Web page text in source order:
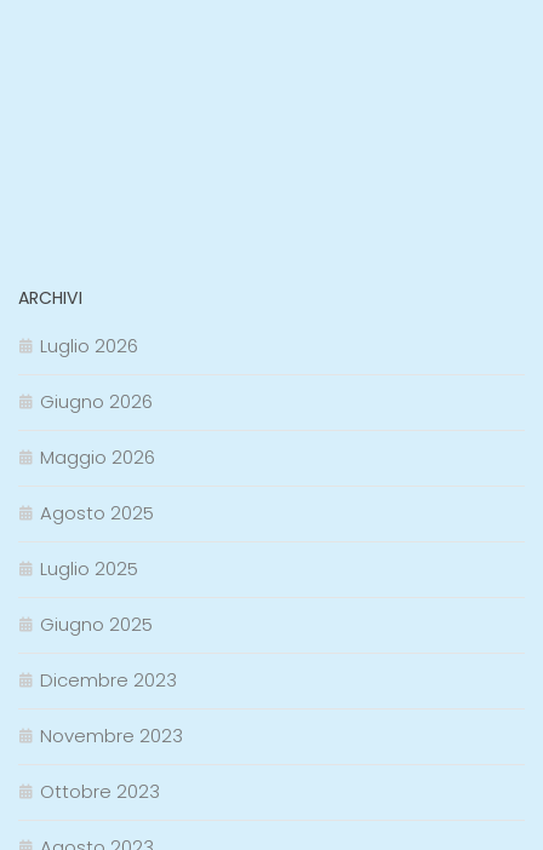
ARCHIVI
Luglio 2026
Giugno 2026
Maggio 2026
Agosto 2025
Luglio 2025
Giugno 2025
Dicembre 2023
Novembre 2023
Ottobre 2023